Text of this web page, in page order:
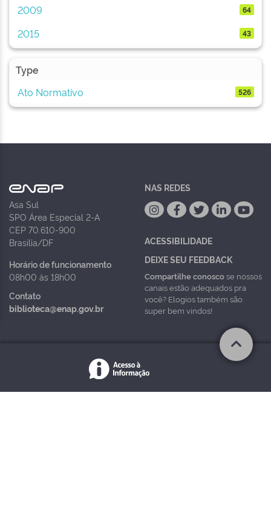
2009 64
2015 43
Type
Ato Normativo
526
Asa Sul
SPO Área Especial 2-A
CEP 70.610-900
Brasília/DF
Horário de funcionamento
08h00 às 18h00
Contato
biblioteca@enap.gov.br
NAS REDES
ACESSIBILIDADE
DEIXE SEU FEEDBACK
Compartilhe conoscose nossos
canais estão adequados pra
você? Elogios também são
super bem vindos!